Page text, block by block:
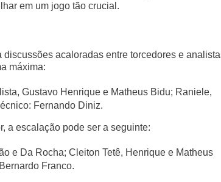
em um jogo tão crucial.
acaloradas entre torcedores e
máxima:
Gustavo Henrique e Matheus Bidu; Raniele,
Fernando Diniz.
a escalação pode ser a seguinte:
e Da Rocha; Cleiton Tetê, Henrique e Matheus
Franco.